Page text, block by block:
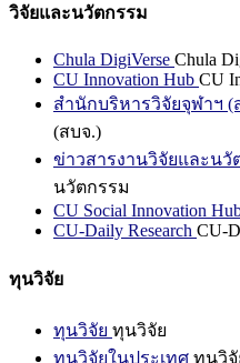
วิจัยและนวัตกรรม
Chula DigiVerse Chula
CU Innovation Hub CU
สำนักบริหารวิจัยจุฬาฯ (
(สบจ.)
ข่าวสารงานวิจัยและนวั
นวัตกรรม
CU Social Innovation
CU-Daily Research CU-
ทุนวิจัย
ทุนวิจัย ทุนวิจัย
ทุนวิจัยในประเทศ ทุนวิจั